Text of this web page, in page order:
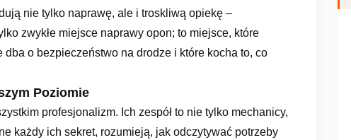
nie tylko naprawę, ale i troskliwą opiekę –
zwykłe miejsce naprawy opon; to miejsce, które
o bezpieczeństwo na drodze i które kocha to, co
Poziomie
profesjonalizm. Ich zespół to nie tylko mechanicy,
każdy ich sekret, rozumieją, jak odczytywać potrzeby